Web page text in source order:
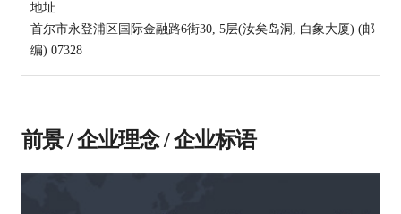
地址
首尔市永登浦区国际金融路6街30, 5层(汝矣岛洞, 白象大厦) (邮
编) 07328
前景 / 企业理念 / 企业标语